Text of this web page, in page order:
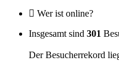
Wer ist online?
Insgesamt sind 301
Der Besucherrekord